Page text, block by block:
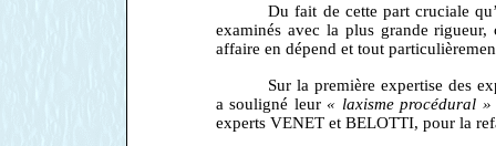
Du fait de cette part cruciale
examinés avec la plus grande
affaire en dépend et tout
Sur la première expertise des
a souligné leur« laxisme procédural »
experts VENET et BELOTTI, pour la